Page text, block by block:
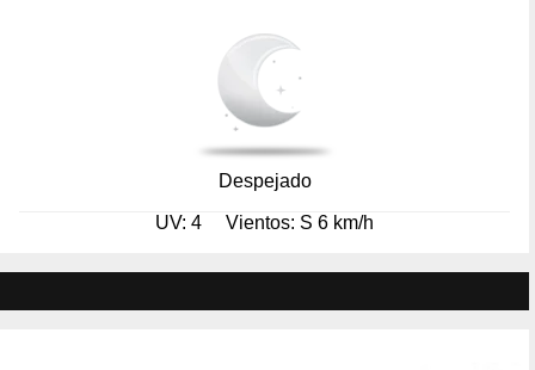
Despejado
UV: 4 Vientos: S 6 km/h